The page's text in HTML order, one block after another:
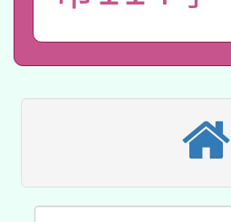
開 智慧啟
2026年桃
本校115學
招甄選結
適應運動
本館辦理
暨閱讀推
科技賦能─